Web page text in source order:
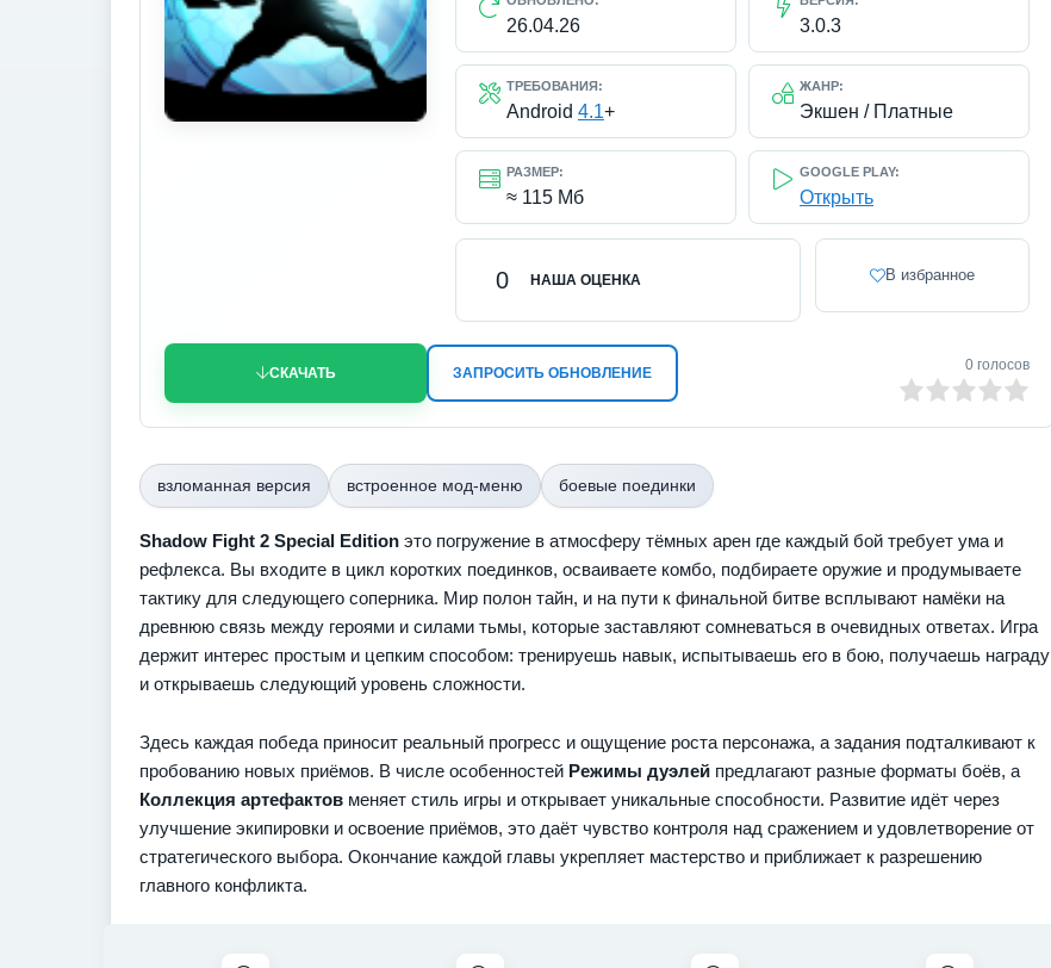
26.04.26 3.0.3
ТРЕБОВАНИЯ:
Android 4.1+
ЖАНР:
Экшен / Платные
РАЗМЕР:
≈ 115 Мб
GOOGLE PLAY:
Открыть
НАША ОЦЕНКА
0 В избранное
СКАЧАТЬ ЗАПРОСИТЬ ОБНОВЛЕНИЕ 0 голосов
взломанная версия встроенное мод-меню боевые поединки
Shadow Fight 2 Special Edition это погружение в атмосферу тёмных арен где каждый бой требует ума и
рефлекса. Вы входите в цикл коротких поединков, осваиваете комбо, подбираете оружие и продумываете
тактику для следующего соперника. Мир полон тайн, и на пути к финальной битве всплывают намёки на
древнюю связь между героями и силами тьмы, которые заставляют сомневаться в очевидных ответах. Игра
держит интерес простым и цепким способом: тренируешь навык, испытываешь его в бою, получаешь награду
и открываешь следующий уровень сложности.
Здесь каждая победа приносит реальный прогресс и ощущение роста персонажа, а задания подталкивают к
пробованию новых приёмов. В числе особенностей Режимы дуэлей предлагают разные форматы боёв, а
Коллекция артефактов меняет стиль игры и открывает уникальные способности. Развитие идёт через
улучшение экипировки и освоение приёмов, это даёт чувство контроля над сражением и удовлетворение от
стратегического выбора. Окончание каждой главы укрепляет мастерство и приближает к разрешению
главного конфликта.